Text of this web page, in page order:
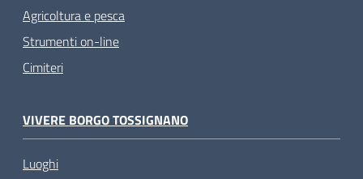
Agricoltura e pesca
Strumenti on-line
Cimiteri
VIVERE BORGO TOSSIGNANO
Luoghi